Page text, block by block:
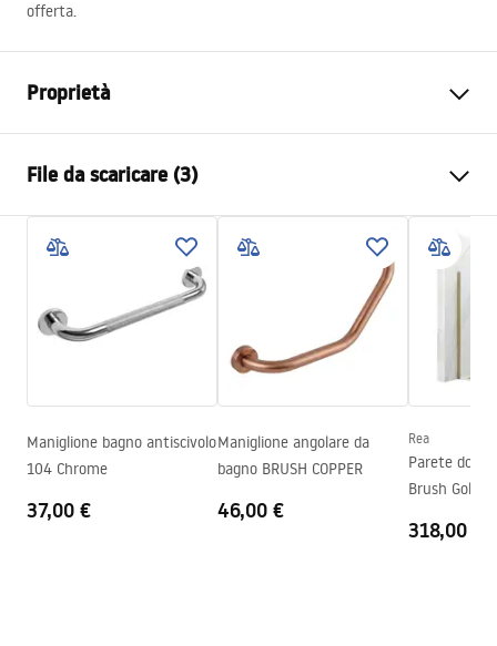
offerta.
Proprietà
Materiale
Tipo di rubinetto
Monocomando
Metodo di installazione
Da superficie
Regolazione dell’altezza
Altezza min.
1170mm
Regolazione della pressione
SÌ
Sistema Anti-Calc
SÌ
Tecnologia del rivestimento
Electroplating
File da scaricare (3)
Informazioni sulla sicurezza
Safety_Information_Shower_set.pdf
Condizioni di garanzia
Warranty_Terms_and_Conditions_Faucets_-_5.pdf
Istruzioni di montaggio
shower_set.pdf
Maniglione bagno antiscivolo
104 Chrome
37,00 €
Maniglione angolare da
bagno BRUSH COPPER
46,00 €
Rea
Parete
Brush Gold
318,00 €